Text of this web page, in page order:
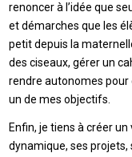
renoncer à l’idée que
et démarches que les
petit depuis la
des ciseaux, gérer un
rendre autonomes
un de mes objectifs.
Enfin, je tiens à créer
dynamique, ses projets,